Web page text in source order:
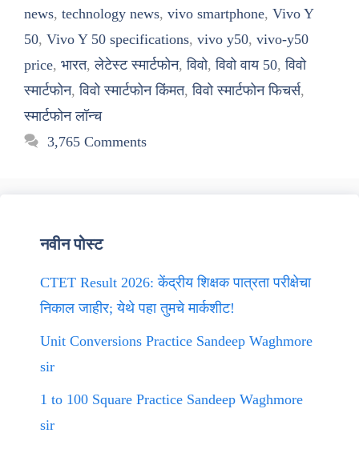
news, technology news, vivo smartphone, Vivo Y
50, Vivo Y 50 specifications, vivo y50, vivo-y50
price, भारत,लेटेस्ट स्मार्टफोन,विवो,विवो वाय 50,विवो
स्मार्टफोन,विवो स्मार्टफोन किंमत,विवो स्मार्टफोन फिचर्स,
स्मार्टफोन लॉन्च
3,765 Comments
नवीन पोस्ट
CTET Result 2026: केंद्रीय शिक्षक पात्रता परीक्षेचा
निकाल जाहीर; येथे पहा तुमचे मार्कशीट!
Unit Conversions Practice Sandeep Waghmore
sir
1 to 100 Square Practice Sandeep Waghmore
sir